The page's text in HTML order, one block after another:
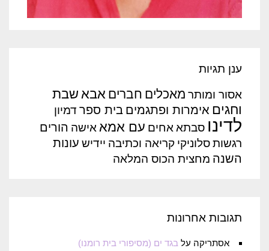
ענן תגיות
אסור ומותר מאכלים חברים אבא שבת
וחגים אימרות ופתגמים בית ספר דמיון
לדינו סבתאאחים עם אמאאישה הורים
רגשותסלוניקי קריאה וכתיבה יידיש עונות
השנה מחצית הכוס המלאה
תגובות אחרונות
אסתריקה על בגד ים (מסיפורי בית רומנו)